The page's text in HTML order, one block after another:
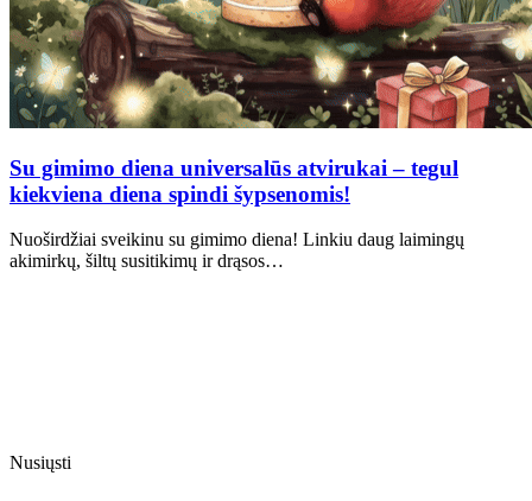
Su gimimo diena universalūs atvirukai – tegul
kiekviena diena spindi šypsenomis!
Nuoširdžiai sveikinu su gimimo diena! Linkiu daug laimingų
akimirkų, šiltų susitikimų ir drąsos…
Nusiųsti